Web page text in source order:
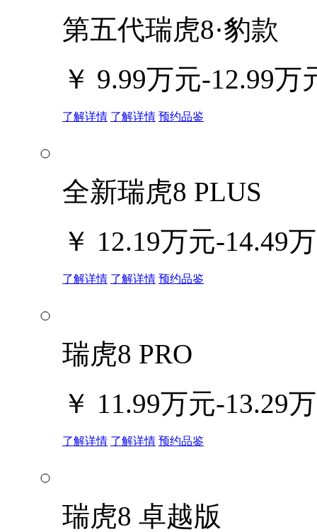
第五代瑞虎8·豹款
￥ 9.99万元-12.99万
了解详情 了解详情 预约品鉴
全新瑞虎8 PLUS
￥ 12.19万元-14.49
了解详情 了解详情 预约品鉴
瑞虎8 PRO
￥ 11.99万元-13.29
了解详情 了解详情 预约品鉴
瑞虎8 卓越版